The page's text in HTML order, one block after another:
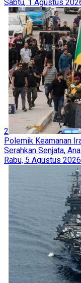
Sabtu, 1 Agustus
2
Polemik Keamanan
Serahkan Senjata,
Rabu, 5 Agustus 2026